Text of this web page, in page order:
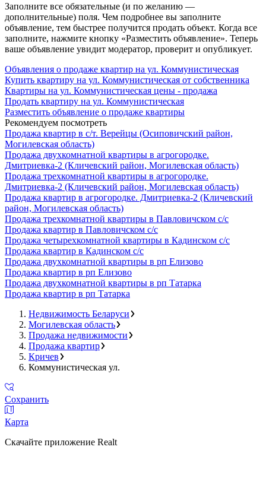
Заполните все обязательные (и по желанию —
дополнительные) поля. Чем подробнее вы заполните
объявление, тем быстрее получится продать объект. Когда все
заполните, нажмите кнопку «Разместить объявление». Теперь
ваше объявление увидит модератор, проверит и опубликует.
Объявления о продаже квартир на ул. Коммунистическая
Купить квартиру на ул. Коммунистическая от собственника
Квартиры на ул. Коммунистическая цены - продажа
Продать квартиру на ул. Коммунистическая
Разместить объявление о продаже квартиры
Рекомендуем посмотреть
Продажа квартир в с/т. Верейцы (Осиповичский район,
Могилевская область)
Продажа двухкомнатной квартиры в агрогородке.
Дмитриевка-2 (Кличевский район, Могилевская область)
Продажа трехкомнатной квартиры в агрогородке.
Дмитриевка-2 (Кличевский район, Могилевская область)
Продажа квартир в агрогородке. Дмитриевка-2 (Кличевский
район, Могилевская область)
Продажа трехкомнатной квартиры в Павловичском с/с
Продажа квартир в Павловичском с/с
Продажа четырехкомнатной квартиры в Кадинском с/с
Продажа квартир в Кадинском с/с
Продажа двухкомнатной квартиры в рп Елизово
Продажа квартир в рп Елизово
Продажа двухкомнатной квартиры в рп Татарка
Продажа квартир в рп Татарка
Недвижимость Беларуси
Могилевская область
Продажа недвижимости
Продажа квартир
Кричев
Коммунистическая ул.
Сохранить
Карта
Скачайте приложение Realt